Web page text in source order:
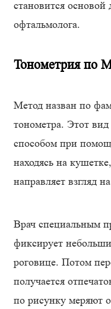
становится
офтальмолога.
Тонометрия по
Метод назван по
тонометра. Этот
способом при
находясь на
направляет взгляд
Врач специальным
фиксирует
роговице. Потом
получается
по рисунку меряют